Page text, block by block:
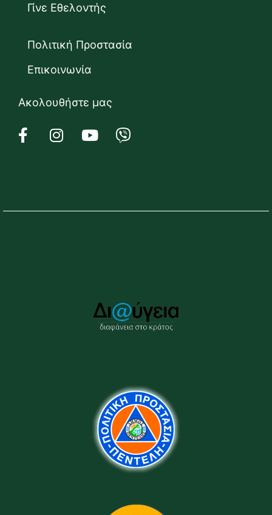
Γίνε Εθελοντής
Πολιτική Προστασία
Επικοινωνία
Ακολουθήστε μας